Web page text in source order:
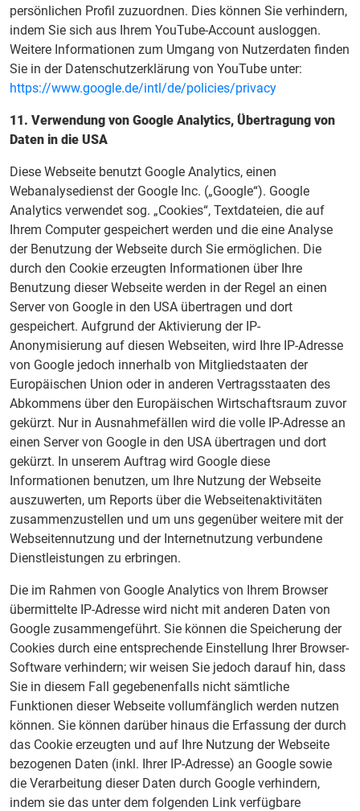
persönlichen Profil zuzuordnen. Dies können Sie verhindern,
indem Sie sich aus Ihrem YouTube-Account ausloggen.
Weitere Informationen zum Umgang von Nutzerdaten finden
Sie in der Datenschutzerklärung von YouTube unter:
https://www.google.de/intl/de/policies/privacy
11. Verwendung von Google Analytics, Übertragung von
Daten in die USA
Diese Webseite benutzt Google Analytics, einen
Webanalysedienst der Google Inc. („Google“). Google
Analytics verwendet sog. „Cookies“, Textdateien, die auf
Ihrem Computer gespeichert werden und die eine Analyse
der Benutzung der Webseite durch Sie ermöglichen. Die
durch den Cookie erzeugten Informationen über Ihre
Benutzung dieser Webseite werden in der Regel an einen
Server von Google in den USA übertragen und dort
gespeichert. Aufgrund der Aktivierung der IP-
Anonymisierung auf diesen Webseiten, wird Ihre IP-Adresse
von Google jedoch innerhalb von Mitgliedstaaten der
Europäischen Union oder in anderen Vertragsstaaten des
Abkommens über den Europäischen Wirtschaftsraum zuvor
gekürzt. Nur in Ausnahmefällen wird die volle IP-Adresse an
einen Server von Google in den USA übertragen und dort
gekürzt. In unserem Auftrag wird Google diese
Informationen benutzen, um Ihre Nutzung der Webseite
auszuwerten, um Reports über die Webseitenaktivitäten
zusammenzustellen und um uns gegenüber weitere mit der
Webseitennutzung und der Internetnutzung verbundene
Dienstleistungen zu erbringen.
Die im Rahmen von Google Analytics von Ihrem Browser
übermittelte IP-Adresse wird nicht mit anderen Daten von
Google zusammengeführt. Sie können die Speicherung der
Cookies durch eine entsprechende Einstellung Ihrer Browser-
Software verhindern; wir weisen Sie jedoch darauf hin, dass
Sie in diesem Fall gegebenenfalls nicht sämtliche
Funktionen dieser Webseite vollumfänglich werden nutzen
können. Sie können darüber hinaus die Erfassung der durch
das Cookie erzeugten und auf Ihre Nutzung der Webseite
bezogenen Daten (inkl. Ihrer IP-Adresse) an Google sowie
die Verarbeitung dieser Daten durch Google verhindern,
indem sie das unter dem folgenden Link verfügbare